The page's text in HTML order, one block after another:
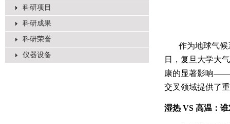
科研项目
科研成果
科研荣誉
仪器设备
作为地球气
日，复旦大学大
康的显著影响——
交叉领域提供了
湿热 VS 高温：